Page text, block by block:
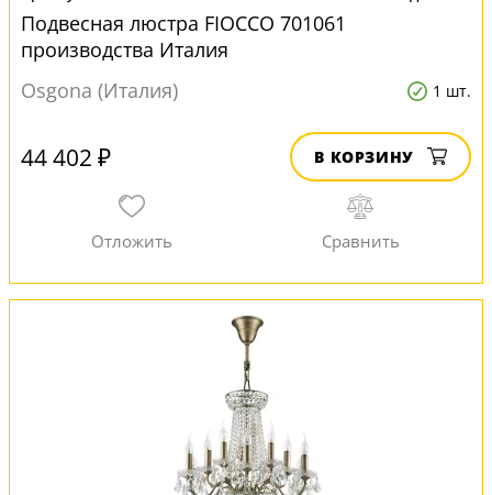
Подвесная люстра FIOCCO 701061
производства Италия
Osgona (Италия)
1 шт.
44 402 ₽ В КОРЗИНУ